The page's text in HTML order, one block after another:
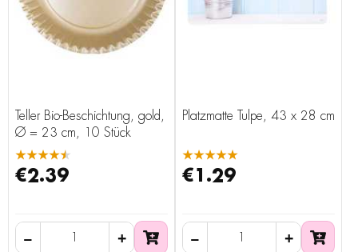
Teller Bio-Beschichtung, gold,
Ø = 23 cm, 10 Stück
★★★★★
€2.39
Platzmatte Tulpe, 43 x 28 cm
★★★★★
€1.29